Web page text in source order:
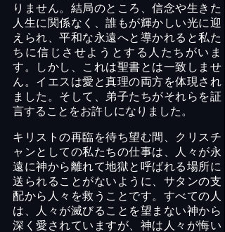
りません。結局のところ、信念や生きた
人生に関係なく、誰もが輝かしい光に迎
えられ、平和な永遠へと導かれると私た
ちに信じさせようとする人たちがいま
す。しかし、これは聖書とは一致しませ
ん。イエスは愛と真理の両方を体現され
ました。そして、弟子たちがそれらを証
言することをお許しになりました。
キリストの再臨を待ち望む間、クリスチ
ャンとしての私たちの仕事は、人々が永
遠に神から離れて地獄と呼ばれる場所に
送られることがないように、サタンの支
配から人々を救うことです。すべての人
は、人々が滅びることを望まない神から
深く愛されていますが、神は人々が悔い